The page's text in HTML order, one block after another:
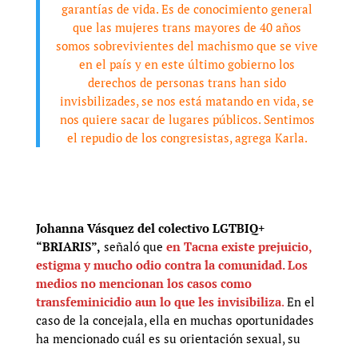
garantías de vida. Es de conocimiento general
que las mujeres trans mayores de 40 años
somos sobrevivientes del machismo que se vive
en el país y en este último gobierno los
derechos de personas trans han sido
invisbilizades, se nos está matando en vida, se
nos quiere sacar de lugares públicos. Sentimos
el repudio de los congresistas, agrega Karla.
Johanna Vásquez del colectivo LGTBIQ+
“BRIARIS”, señaló que en Tacna existe prejuicio,
estigma y mucho odio contra la comunidad. Los
medios no mencionan los casos como
transfeminicidio aun lo que les invisibiliza. En el
caso de la concejala, ella en muchas oportunidades
ha mencionado cuál es su orientación sexual, su